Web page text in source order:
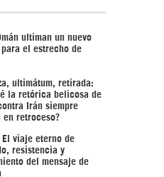
ultiman un nuevo
para el estrecho de
ultimátum, retirada:
la retórica belicosa de
Irán siempre
en retroceso?
El viaje eterno de
resistencia y
del mensaje de